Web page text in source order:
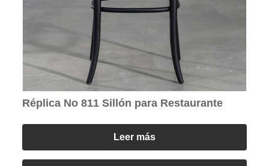
Réplica No 811 Sillón para Restaurante
Leer más